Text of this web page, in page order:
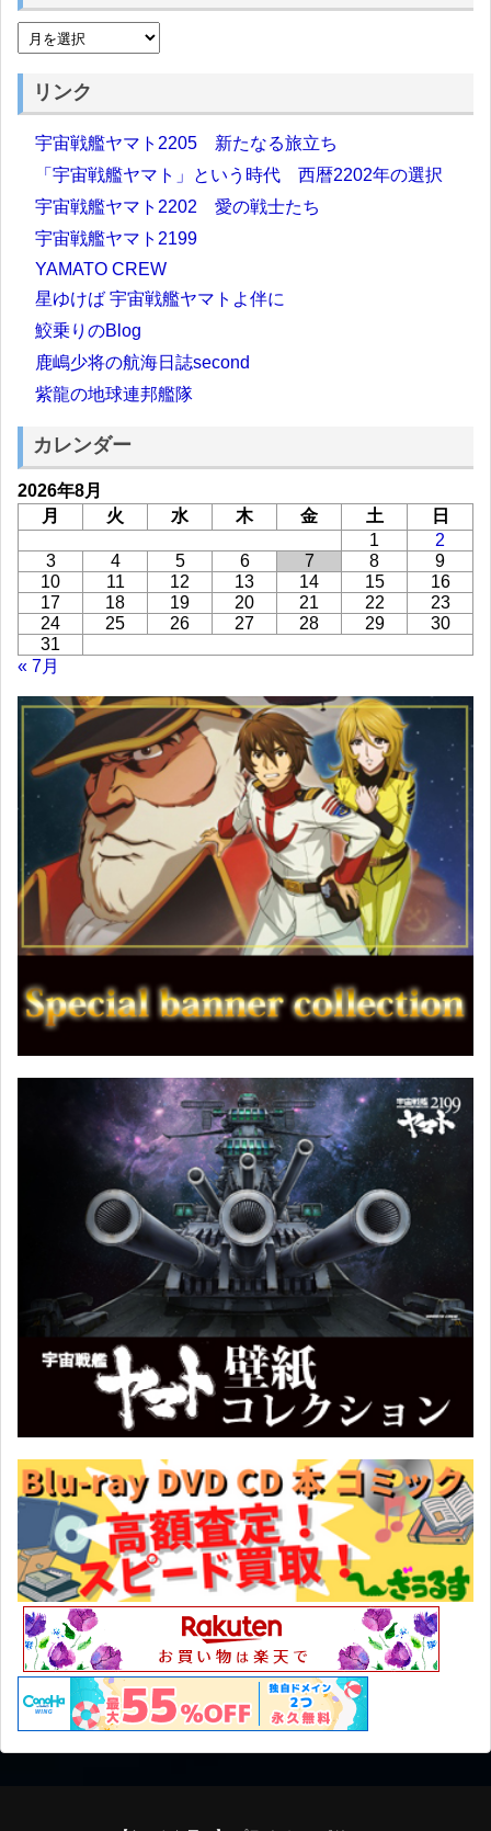
リンク
宇宙戦艦ヤマト2205 新たなる旅立ち
「宇宙戦艦ヤマト」という時代 西暦2202年の選択
宇宙戦艦ヤマト2202 愛の戦士たち
宇宙戦艦ヤマト2199
YAMATO CREW
星ゆけば 宇宙戦艦ヤマトよ伴に
鮫乗りのBlog
鹿嶋少将の航海日誌second
紫龍の地球連邦艦隊
カレンダー
2026年8月
月
火 水 木 金 土
日
1
2
3
4 5 6 7 8
9
10
11 12 13 14 15
16
17
18 19 20 21 22
23
24
25 26 27 28 29
30
31
« 7月